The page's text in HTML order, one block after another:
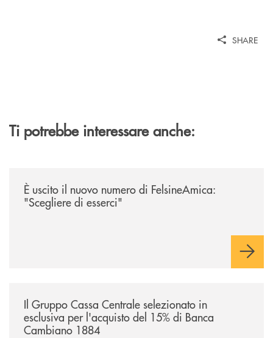
SHARE
Ti potrebbe interessare anche:
È uscito il nuovo numero di FelsineAmica:
"Scegliere di esserci"
Il Gruppo Cassa Centrale selezionato in
esclusiva per l'acquisto del 15% di Banca
Cambiano 1884